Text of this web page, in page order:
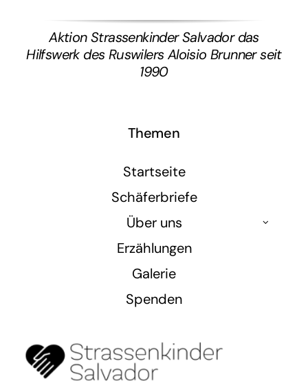
Aktion Strassenkinder Salvador das
Hilfswerk des Ruswilers Aloisio Brunner seit
1990
Themen
Startseite
Schäferbriefe
Über uns
Erzählungen
Galerie
Spenden